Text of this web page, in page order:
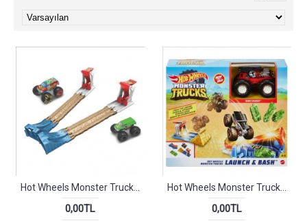
Hot Wheels Monster Trucks Çifte Çarpışma Seti
0,00TL
Hot Wheels Monster Trucks Fırlat ve Çarpış Oyun Seti
0,00TL